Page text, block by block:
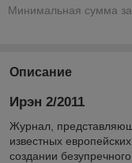
Минимальная сумма
Описание
Ирэн 2/2011
Журнал,
известных
создании